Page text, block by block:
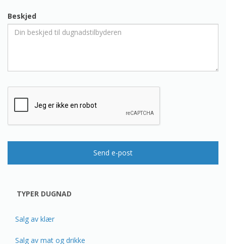
Beskjed
Send e-post
TYPER DUGNAD
Salg av klær
Salg av mat og drikke